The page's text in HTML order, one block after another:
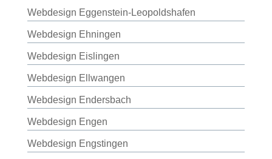
Webdesign Eggenstein-Leopoldshafen
Webdesign Ehningen
Webdesign Eislingen
Webdesign Ellwangen
Webdesign Endersbach
Webdesign Engen
Webdesign Engstingen